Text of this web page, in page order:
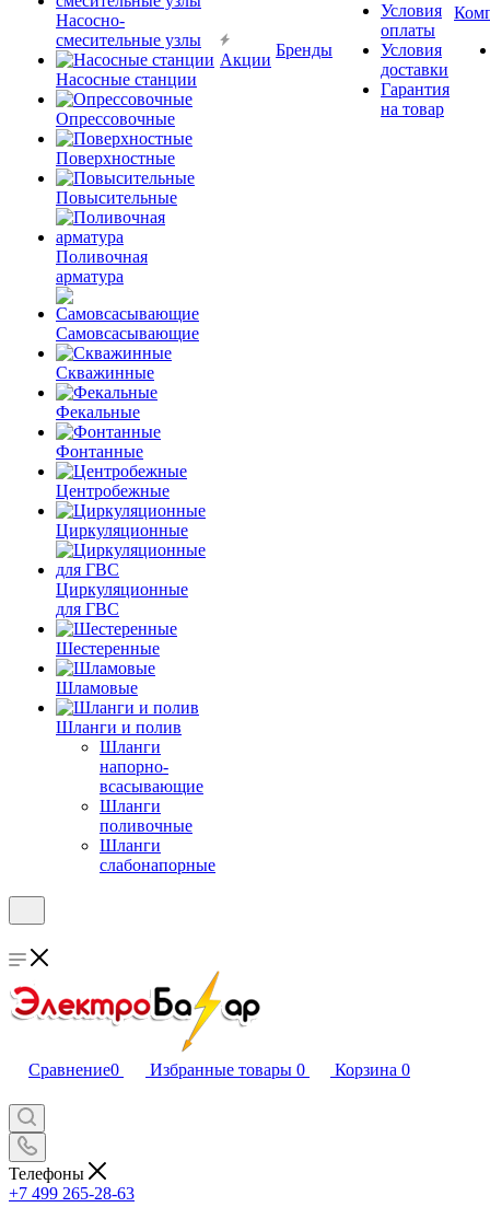
Насосно-
смесительные узлы
Насосные станции
Опрессовочные
Поверхностные
Повысительные
Поливочная
арматура
Самовсасывающие
Скважинные
Фекальные
Фонтанные
Центробежные
Циркуляционные
Циркуляционные
для ГВС
Шестеренные
Шламовые
Шланги и полив
Шланги
напорно-
всасывающие
Шланги
поливочные
Шланги
слабонапорные
Акции
Бренды
Условия
оплаты
Условия
доставки
Гарантия
на товар
Сравнение0 Избранные товары 0 Корзина 0
Телефоны
+7 499 265-28-63